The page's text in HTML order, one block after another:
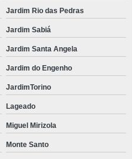
Jardim Rio das Pedras
Jardim Sabiá
Jardim Santa Angela
Jardim do Engenho
JardimTorino
Lageado
Miguel Mirizola
Monte Santo